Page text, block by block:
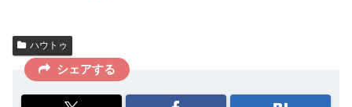
ハウトゥ
シェアする